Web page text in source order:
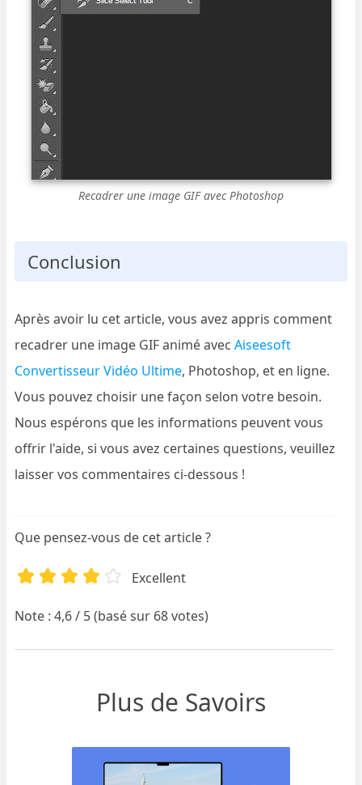
Recadrer une image GIF avec Photoshop
Conclusion
Après avoir lu cet article, vous avez appris comment
recadrer une image GIF animé avecAiseesoft
Convertisseur Vidéo Ultime, Photoshop, et en ligne.
Vous pouvez choisir une façon selon votre besoin.
Nous espérons que les informations peuvent vous
offrir l'aide, si vous avez certaines questions, veuillez
laisser vos commentaires ci-dessous !
Que pensez-vous de cet article ?
Excellent
Note : 4,6 / 5 (basé sur 68 votes)
Plus de Savoirs